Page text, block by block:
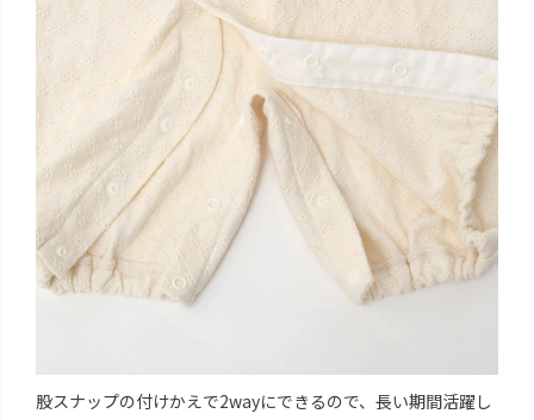
股スナップの付けかえで2wayにできるので、長い期間活躍し